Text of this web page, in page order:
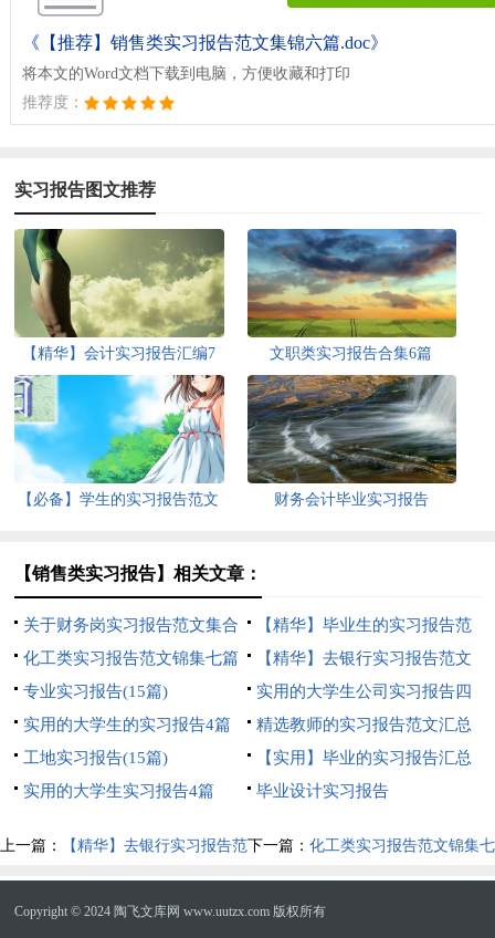
《【推荐】销售类实习报告范文集锦六篇.doc》
将本文的Word文档下载到电脑，方便收藏和打印
推荐度：
实习报告图文推荐
【精华】会计实习报告汇编7
篇
文职类实习报告合集6篇
【必备】学生的实习报告范文
财务会计毕业实习报告
【销售类实习报告】相关文章：
关于财务岗实习报告范文集合
9篇
【精华】毕业生的实习报告范
文合集5篇
化工类实习报告范文锦集七篇
【精华】去银行实习报告范文
汇编五篇
专业实习报告(15篇)
实用的大学生公司实习报告四
篇
实用的大学生的实习报告4篇
精选教师的实习报告范文汇总
五篇
工地实习报告(15篇)
【实用】毕业的实习报告汇总
七篇
实用的大学生实习报告4篇 毕业设计实习报告
上一篇： 【精华】去银行实习报告范
文汇编五篇
下一篇： 化工类实习报告范文锦集七
篇
Copyright © 2024 陶飞文库网 www.uutzx.com 版权所有